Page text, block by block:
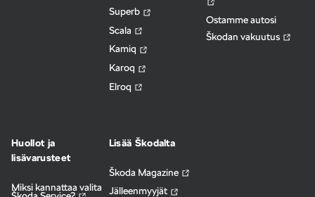
Superb
Scala
Kamiq
Karoq
Elroq
Ostamme autosi
Škodan vakuutus
Huollot ja
lisävarusteet
Miksi kannattaa valita
Lisää Škodalta
Škoda Magazine
Jälleenmyyjät